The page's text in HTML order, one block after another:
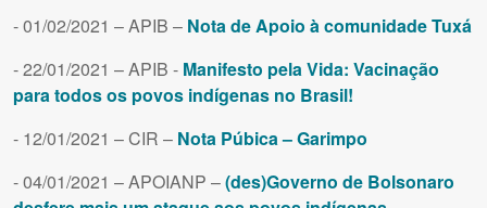
- 01/02/2021 – APIB – Nota de Apoio à comunidade Tuxá
- 22/01/2021 – APIB - Manifesto pela Vida: Vacinação
para todos os povos indígenas no Brasil!
- 12/01/2021 – CIR – Nota Púbica – Garimpo
- 04/01/2021 – APOIANP –(des)Governo de Bolsonaro